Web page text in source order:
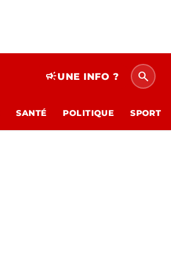
campaignUNE INFO ? search
SANTÉ POLITIQUE SPORT